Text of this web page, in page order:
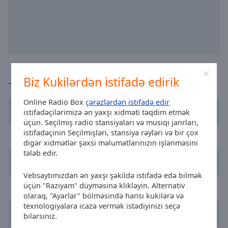
Biz Kukilərdən istifadə edirik
Online Radio Boxçərəzlərdən istifadə edir
istifadəçilərimizə ən yaxşı xidməti təqdim etmək
üçün. Seçilmiş radio stansiyaları və musiqi janrları,
istifadəçinin Seçilmişləri, stansiya rəyləri və bir çox
digər xidmətlər şəxsi məlumatlarınızın işlənməsini
tələb edir.
Vebsaytımızdan ən yaxşı şəkildə istifadə edə bilmək
üçün "Razıyam" düyməsinə klikləyin. Alternativ
olaraq, "Ayarlar" bölməsində hansı kukilərə və
texnologiyalara icazə vermək istədiyinizi seçə
bilərsiniz.
in-
Fullscreen
modal
window.
window.
Escape
Tövsiyə olunan
Radio Posto Emissor do Funchal
TSF
Radio Valdevez
Radio Festival